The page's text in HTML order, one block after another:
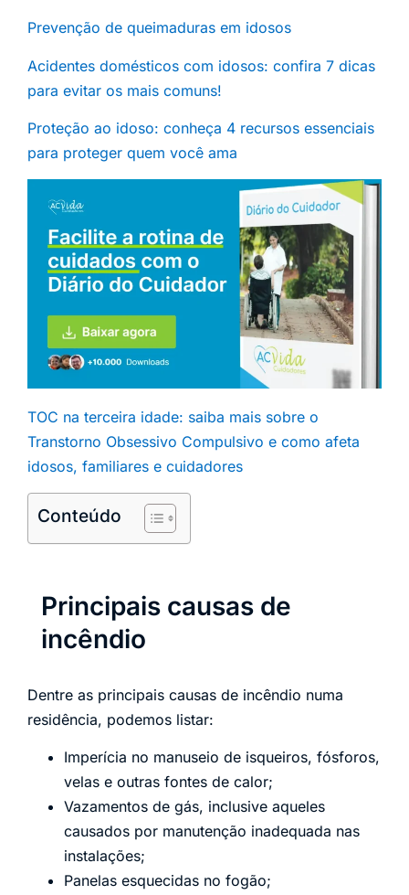
Prevenção de queimaduras em idosos
Acidentes domésticos com idosos: confira 7 dicas
para evitar os mais comuns!
Proteção ao idoso: conheça 4 recursos essenciais
para proteger quem você ama
TOC na terceira idade: saiba mais sobre o
Transtorno Obsessivo Compulsivo e como afeta
idosos, familiares e cuidadores
Conteúdo
Principais causas de
incêndio
Dentre as principais causas de incêndio numa
residência, podemos listar:
Imperícia no manuseio de isqueiros, fósforos,
velas e outras fontes de calor;
Vazamentos de gás, inclusive aqueles
causados por manutenção inadequada nas
instalações;
Panelas esquecidas no fogão;